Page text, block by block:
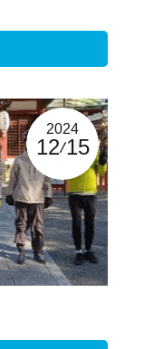
2024
12 15